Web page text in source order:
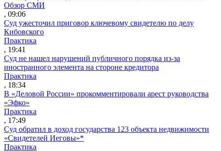
Обзор СМИ
, 09:06
Суд ужесточил приговор ключевому свидетелю по делу
Кибовского
Практика
, 19:41
Суд не нашел нарушений публичного порядка из-за
иностранного элемента на стороне кредитора
Практика
, 18:34
В «Деловой России» прокомментировали арест руководства
«Эфко»
Практика
, 17:49
Суд обратил в доход государства 123 объекта недвижимости
«Свидетелей Иеговы»*
Практика